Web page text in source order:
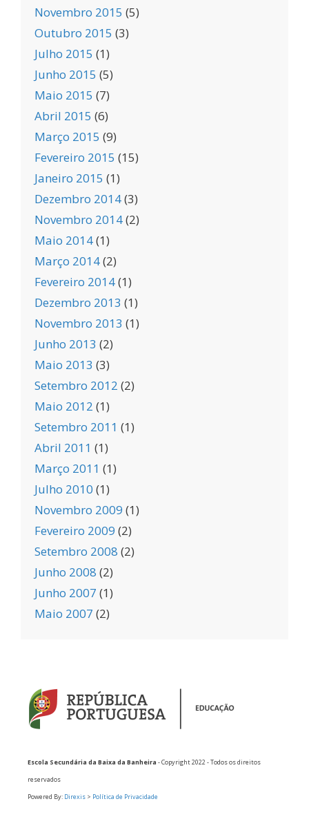
Novembro 2015 (5)
Outubro 2015 (3)
Julho 2015 (1)
Junho 2015 (5)
Maio 2015 (7)
Abril 2015 (6)
Março 2015 (9)
Fevereiro 2015 (15)
Janeiro 2015 (1)
Dezembro 2014(3)
Novembro 2014(2)
Maio 2014(1)
Março 2014(2)
Fevereiro 2014(1)
Dezembro 2013 (1)
Novembro 2013 (1)
Junho 2013 (2)
Maio 2013 (3)
Setembro 2012 (2)
Maio 2012 (1)
Setembro 2011 (1)
Abril 2011 (1)
Março 2011 (1)
Julho 2010 (1)
Novembro 2009 (1)
Fevereiro 2009 (2)
Setembro 2008 (2)
Junho 2008 (2)
Junho 2007 (1)
Maio 2007 (2)
Escola Secundária da Baixa da Banheira - Copyright 2022 - Todos os direitos
reservados
Powered By: Direxis > Política de Privacidade